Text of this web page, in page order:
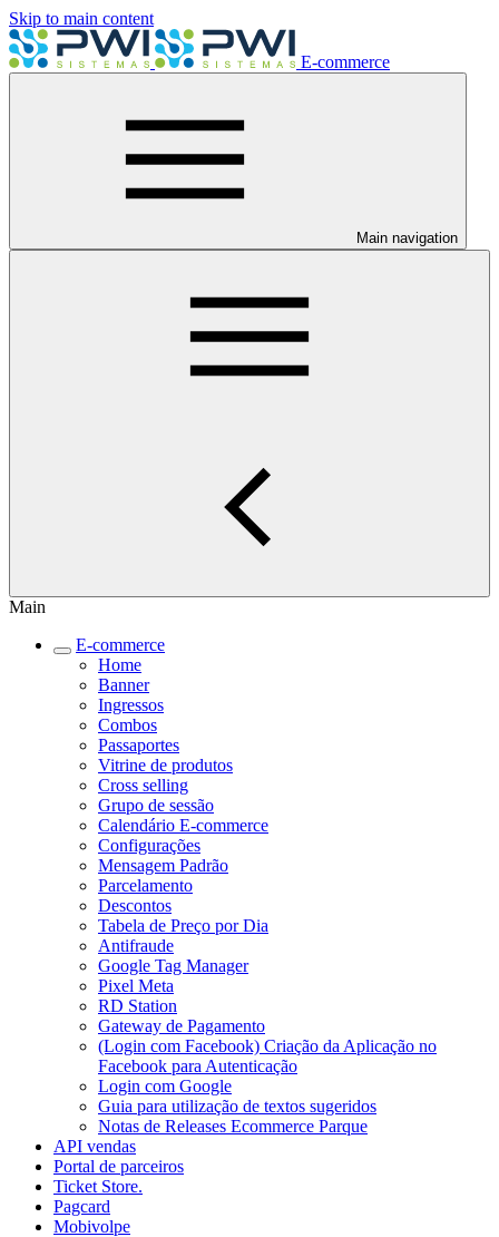
Skip to main content
E-commerce
Main navigation
Main
E-commerce
Home
Banner
Ingressos
Combos
Passaportes
Vitrine de produtos
Cross selling
Grupo de sessão
Calendário E-commerce
Configurações
Mensagem Padrão
Parcelamento
Descontos
Tabela de Preço por Dia
Antifraude
Google Tag Manager
Pixel Meta
RD Station
Gateway de Pagamento
(Login com Facebook) Criação da Aplicação no
Facebook para Autenticação
Login com Google
Guia para utilização de textos sugeridos
Notas de Releases Ecommerce Parque
API vendas
Portal de parceiros
Ticket Store.
Pagcard
Mobivolpe